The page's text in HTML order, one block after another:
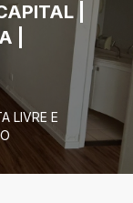
|
|
LIVRE E